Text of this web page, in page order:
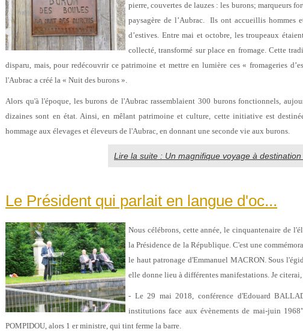
pierre, couvertes de lauzes : les burons; marqueurs
paysagère de l’Aubrac. Ils ont accueillis hommes
d’estives. Entre mai et octobre, les troupeaux
collecté, transformé sur place en fromage. Cette
disparu, mais, pour redécouvrir ce patrimoine et mettre en lumière ces « fromageries
l'Aubrac a créé la « Nuit des burons ».
Alors qu'à l'époque, les burons de l'Aubrac rassemblaient 300 burons fonctionnels,
dizaines sont en état. Ainsi, en mêlant patrimoine et culture, cette initiative est
hommage aux élevages et éleveurs de l'Aubrac, en donnant une seconde vie aux burons.
Lire la suite : Un magnifique voyage à
Le Président qui parlait en langue d'oc...
Nous célébrons, cette année, le cinquantenaire de
la Présidencede la République. C'est une
le haut patronage d'Emmanuel MACRON. Sous
elle donne lieu à différentes manifestations. Je citerai,
- Le 29 mai 2018, conférence d'Edouard
institutions face aux évènements de mai-juin
POMPIDOU, alors 1 er ministre, qui tint ferme la barre.